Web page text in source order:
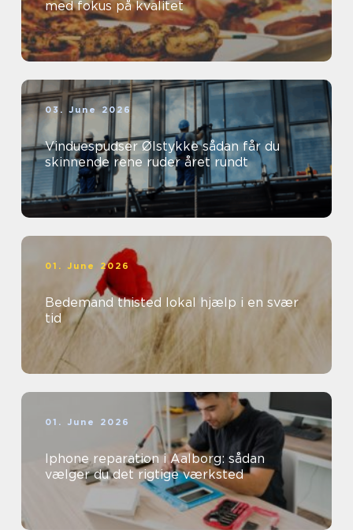
med fokus på kvalitet
03. June 2026
Vinduespudser Ølstykke sådan får du
skinnende rene ruder året rundt
01. June 2026
Bedemand thisted lokal hjælp i en svær
tid
01. June 2026
Iphone reparation i Aalborg: sådan
vælger du det rigtige værksted